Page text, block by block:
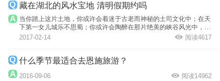
藏在湖北的风水宝地 清明假期约吗
当你踏上这片土地，你或许会着迷于古老而神秘的土司文化中；在天
下第一女儿城乐不思蜀；你或许会陶醉在那片绝美的峡谷风光中，在
充满奥秘的...
2017-02-14 阅读4617
什么季节最适合去恩施旅游？
2016-09-06 阅读14962